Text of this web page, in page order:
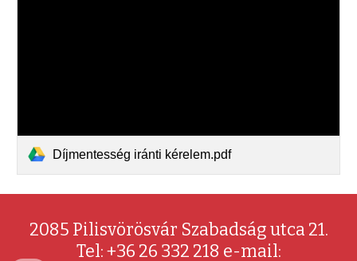
Díjmentesség iránti kérelem.pdf
2085 Pilisvörösvár Szabadság utca 21.
Tel: +36 26 332 218 e-mail: